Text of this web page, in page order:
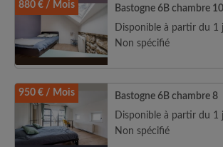
880 € / Mois
Bastogne 6B chambre 10
Disponible à partir du 1
Non spécifié
950 € / Mois
Bastogne 6B chambre 8
Disponible à partir du 1
Non spécifié